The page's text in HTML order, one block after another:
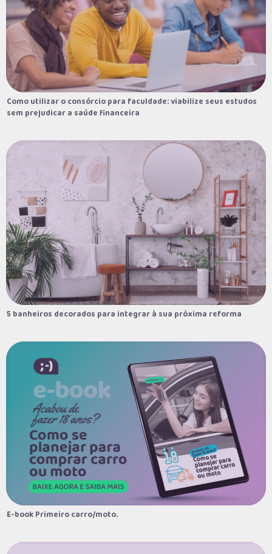
Como utilizar o consórcio para faculdade: viabilize seus estudos
sem prejudicar a saúde financeira
5 banheiros decorados para integrar à sua próxima reforma
E-book Primeiro carro/moto.
Como utilizar o consórcio para faculdade: viabilize seus estudos
sem prejudicar a saúde financeira
5 banheiros decorados para integrar à sua próxima reforma
E-book Primeiro carro/moto.